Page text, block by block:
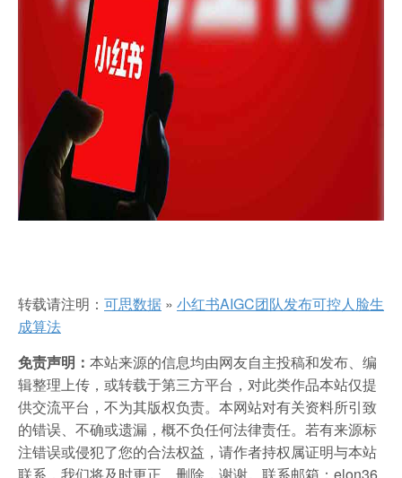
转载请注明： 可思数据 » 小红书AIGC团队发布可控人脸生
成算法
免责声明： 本站来源的信息均由网友自主投稿和发布、编
辑整理上传，或转载于第三方平台，对此类作品本站仅提
供交流平台，不为其版权负责。本网站对有关资料所引致
的错误、不确或遗漏，概不负任何法律责任。若有来源标
注错误或侵犯了您的合法权益，请作者持权属证明与本站